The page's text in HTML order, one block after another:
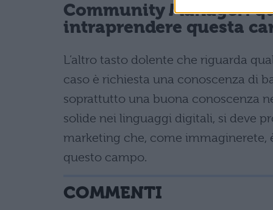
Community Manager:
intraprendere questa
L’altro tasto dolente che riguarda
caso è richiesta una conoscenza di
soprattutto una buona conoscenza
solide nei linguaggi digitali, si deve
marketing che, come
questo campo.
COMMENTI